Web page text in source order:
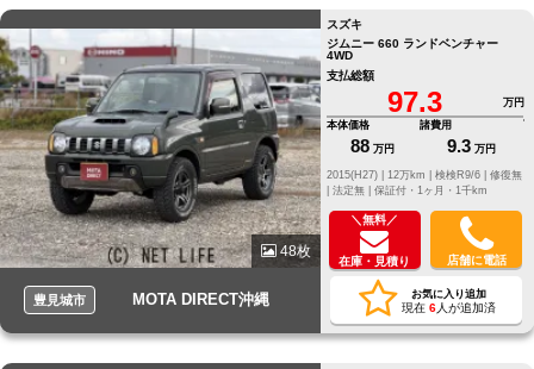
48枚
豊見城市 MOTA DIRECT沖縄
スズキ
ジムニー 660 ランドベンチャー
4WD
支払総額
97.3
万円
本体価格
88 万円
諸費用
9.3 万円
修復無
法定無 | 保証付・1ヶ月・1千km
＼無料／
在庫・見積り 店舗に電話
お気に入り追加
現在 6人が追加済